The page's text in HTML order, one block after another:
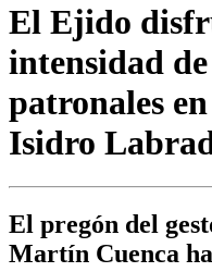
El Ejido
intensidad
patronales
Isidro
El pregón del
Martín Cuenca